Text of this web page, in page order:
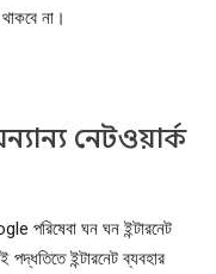
না।
নেটওয়ার্ক
পরিষেবা ঘন ঘন ইন্টারনেট
ইন্টারনেট ব্যবহার